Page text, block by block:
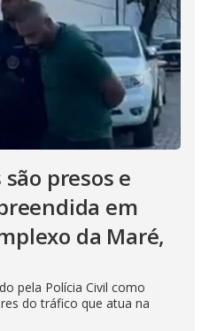
presos e
em
da Maré,
pela Polícia Civil como
do tráfico que atua na